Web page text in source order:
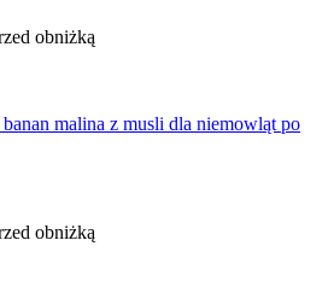
obniżką
malina z musli dla niemowląt po
obniżką